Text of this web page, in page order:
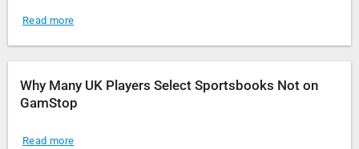
Read more
Why Many UK Players Select Sportsbooks Not on
GamStop
Read more